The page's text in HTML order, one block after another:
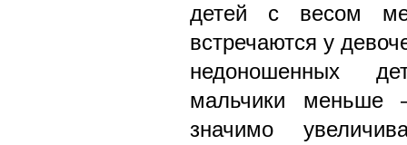
детей с весом
встречаются у
недоношенных
мальчики меньше
значимо